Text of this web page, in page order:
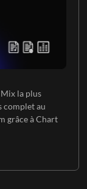
la plus
complet au
grâce à Chart